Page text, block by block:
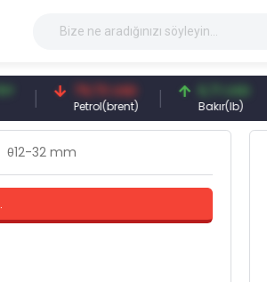
79,73 USD
Petrol(brent)
6,71 USD
Bakır(lb)
θ12-32 mm